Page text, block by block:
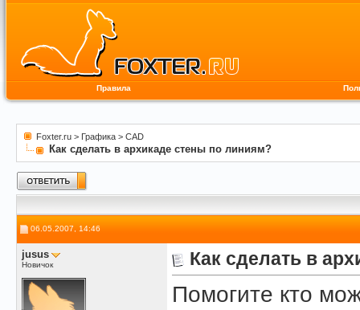
Правила
Foxter.ru > Графика > CAD
Как сделать в архикаде стены по линиям?
06.05.2007, 14:46
jusus
Новичок Как сделать в
Помогите кто